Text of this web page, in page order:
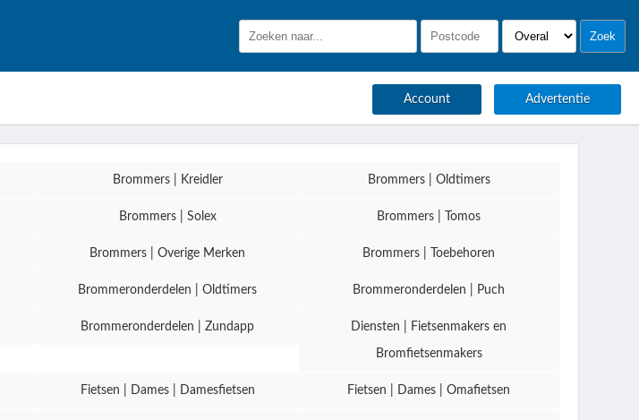
Account Advertentie
Brommers | Kreidler Brommers | Oldtimers
Brommers | Solex Brommers | Tomos
Brommers | Overige Merken Brommers | Toebehoren
Brommeronderdelen | Oldtimers Brommeronderdelen | Puch
Brommeronderdelen | Zundapp Diensten | Fietsenmakers en
Bromfietsenmakers
Fietsen | Dames | Damesfietsen Fietsen | Dames | Omafietsen